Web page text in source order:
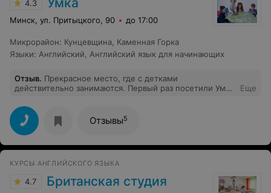
является отличным дополнением к обучению! Я вижу
результат и это самое лучшее доказательство, что
выбор сделан правильно! Спасибо Вам!До встречи в
4.3
Минск, ул. Притыцкого, 90 до 17:00
Микрорайон: Кунцевщина Каменная Горка
Языки: Английский Английский язык для начинающих
Отзыв. Прекрасное место, где с детками
действительно занимаются. Первый раз посетили Умку
говорить, подготовка к саду, как интеллектуальная, так
и моральная прекрасная. Надеюсь, что за это время
всё стало только лучше))) Через год планирую
посещения и младшего ребенка в Умку)
Еще
Отзывы5
КУРСЫ АНГЛИЙСКОГО ЯЗЫКА
4.7 Британская студия